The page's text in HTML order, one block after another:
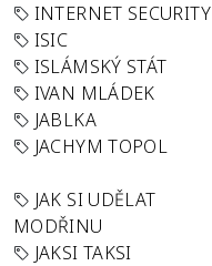
INTERNET SECURITY
ISIC
ISLÁMSKÝ STÁT
IVAN MLÁDEK
JABLKA
JACHYM TOPOL
JAK SI UDĚLAT
MODŘINU
JAKSI TAKSI